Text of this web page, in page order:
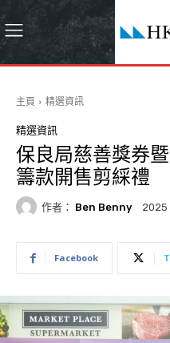
主頁 精選資訊
精選資訊
保良局慈善獎券
籌款開售剪綵禮
作者： Ben Benny 2025
Facebook